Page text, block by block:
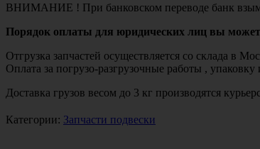
ВНИМАНИЕ ! При банковском переводе банк
Порядок оплаты для юридических лиц вы
Отгрузка запчастей осуществляется со склада
Оплата за погрузо-разгрузочные работы ,
Доставка грузов весом до 3 кг производятся
Категории: Запчасти подвески